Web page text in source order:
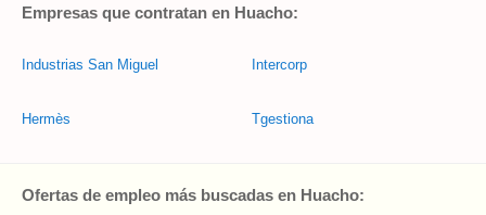
Empresas que contratan en Huacho:
Industrias San Miguel
Hermès
Intercorp
Tgestiona
Ofertas de empleo más buscadas en Huacho: